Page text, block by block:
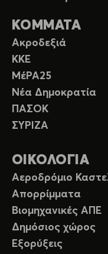
ΚΟΜΜΑΤΑ
Ακροδεξιά
ΚΚΕ
ΜέΡΑ25
Νέα Δημοκρατία
ΠΑΣΟΚ
ΣΥΡΙΖΑ
ΟΙΚΟΛΟΓΙΑ
Αεροδρόμιο
Απορρίμματα
Βιομηχανικές ΑΠΕ
Δημόσιος χώρος
Εξορύξεις